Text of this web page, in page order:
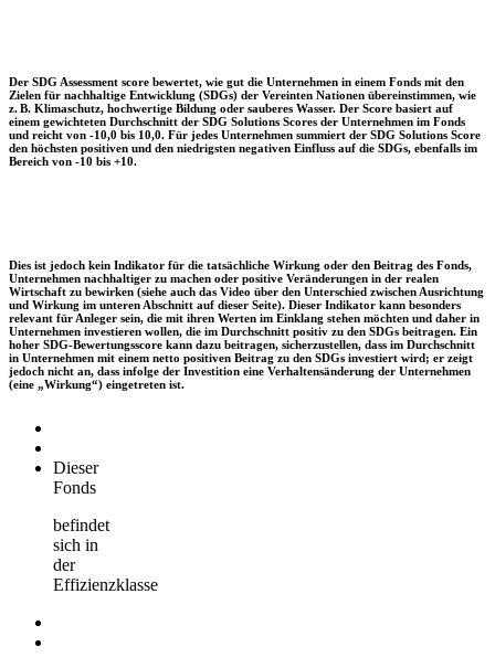
Der SDG Assessment score bewertet, wie gut die Unternehmen in einem Fonds mit den
Zielen für nachhaltige Entwicklung (SDGs) der Vereinten Nationen übereinstimmen, wie
z. B. Klimaschutz, hochwertige Bildung oder sauberes Wasser. Der Score basiert auf
einem gewichteten Durchschnitt der SDG Solutions Scores der Unternehmen im Fonds
und reicht von -10,0 bis 10,0. Für jedes Unternehmen summiert der SDG Solutions Score
den höchsten positiven und den niedrigsten negativen Einfluss auf die SDGs, ebenfalls im
Bereich von -10 bis +10.
Dies ist jedoch kein Indikator für die tatsächliche Wirkung oder den Beitrag des Fonds,
Unternehmen nachhaltiger zu machen oder positive Veränderungen in der realen
Wirtschaft zu bewirken (siehe auch das Video über den Unterschied zwischen Ausrichtung
und Wirkung im unteren Abschnitt auf dieser Seite). Dieser Indikator kann besonders
relevant für Anleger sein, die mit ihren Werten im Einklang stehen möchten und daher in
Unternehmen investieren wollen, die im Durchschnitt positiv zu den SDGs beitragen. Ein
hoher SDG-Bewertungsscore kann dazu beitragen, sicherzustellen, dass im Durchschnitt
in Unternehmen mit einem netto positiven Beitrag zu den SDGs investiert wird; er zeigt
jedoch nicht an, dass infolge der Investition eine Verhaltensänderung der Unternehmen
(eine „Wirkung“) eingetreten ist.
Dieser
Fonds
befindet
sich in
der
Effizienzklasse